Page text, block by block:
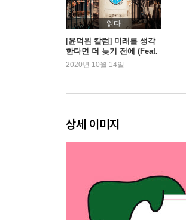
2부 기후변화는 현실이다 - 미
지구온난화, 1℃로 뒤바뀐 삶
미래의 기후변화 시나리오
Q/A 묻고 답하기
읽다
[윤덕원 칼럼] 미래를 생각
한다면 더 늦기 전에 (Feat.
환경 콘서트 ‘내일은 늦으
2020년 10월 14일
상세 이미지